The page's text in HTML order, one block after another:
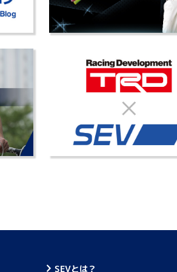
SEVとは？